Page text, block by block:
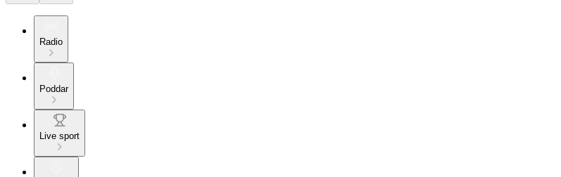
Radio
Poddar
Live sport